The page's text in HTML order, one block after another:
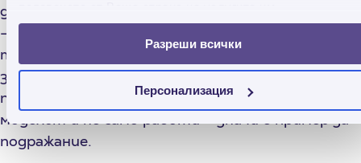
Разреши всички
Персонализация
дългосрочен ефект. Уважаваме всяко признание
– не защото ни е нужно одобрение, а защото
то потвърждава, че сме на път, който има
значение. Но когато една компания бъде
призната в четири различни категории, значи
моделът ѝ не само работи – значи е пример за
подражание.